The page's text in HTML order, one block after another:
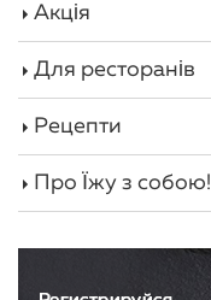
Акція
Для ресторанів
Рецепти
Про Їжу з собою!